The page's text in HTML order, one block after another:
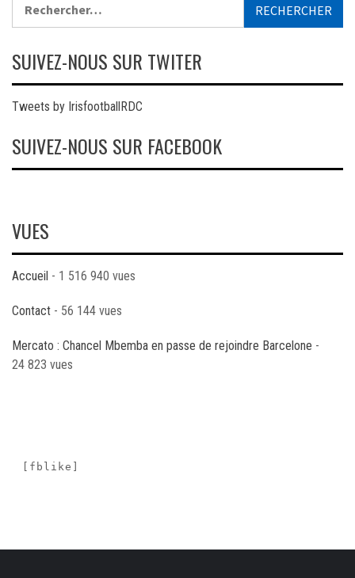
SUIVEZ-NOUS SUR TWITER
Tweets by IrisfootballRDC
SUIVEZ-NOUS SUR FACEBOOK
VUES
Accueil - 1 516 940 vues
Contact - 56 144 vues
Mercato : Chancel Mbemba en passe de rejoindre Barcelone -
24 823 vues
[fblike]